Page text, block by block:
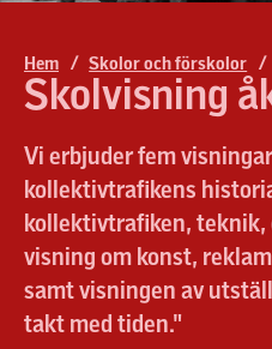
Skolvisning SFI
Hem / Skolor och förskolor /
Skolvisning
Vi erbjuder fem
kollektivtrafikens
kollektivtrafiken, teknik,
visning om konst,
samt visningen av
takt med tiden."